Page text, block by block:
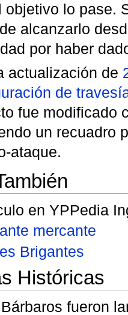
objetivo lo pase.
alcanzarlo
por haber
actualización de
de
fue modificado
un recuadro
ataque.
en YPPedia
mercante
Brigantes
Históricas
fueron